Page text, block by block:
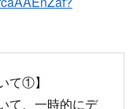
て①】